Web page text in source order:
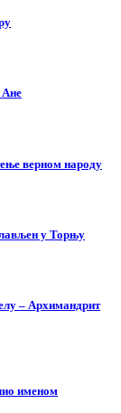
верном народу
у Торњу
– Архимандрит
именом